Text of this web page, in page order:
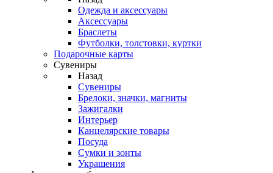
Одежда и аксессуары
Аксессуары
Браслеты
Футболки, толстовки, куртки
Подарочные карты
Сувениры
Назад
Сувениры
Брелоки, значки, магниты
Зажигалки
Интерьер
Канцелярские товары
Посуда
Сумки и зонты
Украшения